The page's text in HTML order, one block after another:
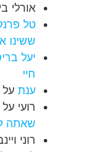
אורלי
טל
ששינו
יעל
חיי
ענת על
רועי על
שאתה
רוני